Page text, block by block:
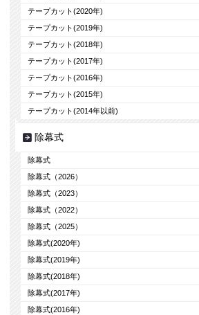
テープカット(2020年)
テープカット(2019年)
テープカット(2018年)
テープカット(2017年)
テープカット(2016年)
テープカット(2015年)
テープカット(2014年以前)
除幕式
除幕式
除幕式（2026）
除幕式（2023）
除幕式（2022）
除幕式（2025）
除幕式(2020年)
除幕式(2019年)
除幕式(2018年)
除幕式(2017年)
除幕式(2016年)